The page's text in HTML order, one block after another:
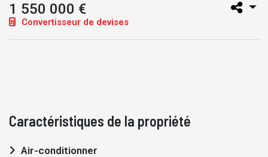
1 550 000 €
Convertisseur de devises
Caractéristiques de la propriété
Air-conditionner